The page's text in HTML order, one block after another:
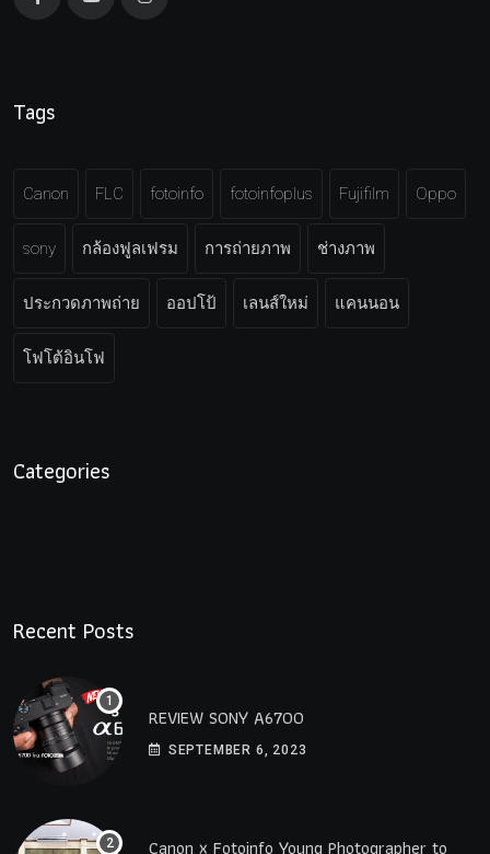
Tags
Canon FLC fotoinfo fotoinfoplus Fujifilm Oppo
sony กล้องฟูลเฟรม การถ่ายภาพ ช่างภาพ
ประกวดภาพถ่าย ออปโป้ เลนส์ใหม่ แคนนอน
โฟโต้อินโฟ
Categories
Recent Posts
REVIEW SONY A6700
SEPTEMBER 6, 2023
Canon x Fotoinfo​ Young​ Photographer to